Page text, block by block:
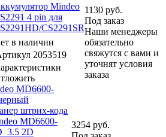
Mindeo
4 pin для
CS2291SR
в наличии
2053519
1130 руб.
Под заказ
Наши менеджеры
обязательно
свяжутся с вами и
уточнят условия
заказа
MD6600-
штрих-кода
MD6600-
2D
3254 руб.